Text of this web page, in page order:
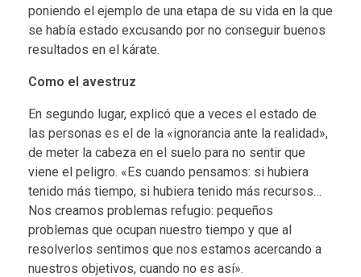
poniendo el ejemplo de una etapa de su vida en la que
se había estado excusando por no conseguir buenos
resultados en el kárate.
Como el avestruz
En segundo lugar, explicó que a veces el estado de
las personas es el de la «ignorancia ante la realidad»,
de meter la cabeza en el suelo para no sentir que
viene el peligro. «Es cuando pensamos: si hubiera
tenido más tiempo, si hubiera tenido más recursos…
Nos creamos problemas refugio: pequeños
problemas que ocupan nuestro tiempo y que al
resolverlos sentimos que nos estamos acercando a
nuestros objetivos, cuando no es así».